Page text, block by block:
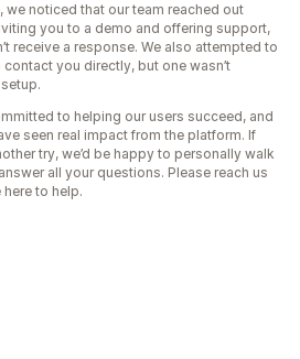
we noticed that our team reached out
you to a demo and offering support,
receive a response. We also attempted to
you directly, but one wasn’t
to helping our users succeed, and
seen real impact from the platform. If
try, we’d be happy to personally walk
all your questions. Please reach us
to help.